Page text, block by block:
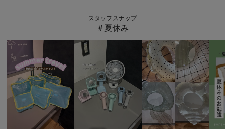
スタッフスナップ
＃夏休み